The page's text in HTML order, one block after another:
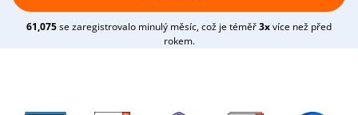
61,075se zaregistrovalo minulý měsíc, což je téměř3xvíce než před
rokem.